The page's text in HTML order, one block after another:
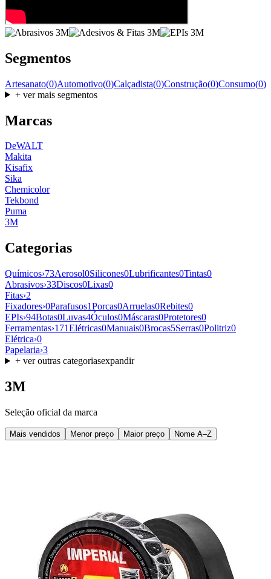
Segmentos
Artesanato(0)Automotivo(0)Calçadista(0)Construção(0)Consumo(0)
+ ver mais segmentos
Marcas
DeWALT
Makita
Kisafix
Sika
Chemicolor
Tekbond
Puma
3M
Categorias
Químicos›73Aerosol0Silicones0Lubrificantes0Tintas0
Abrasivos›33Discos0Lixas0
Fitas›2
Fixadores›0Parafusos1Porcas0Arruelas0Rebites0
EPIs›94Botas0Luvas4Óculos0Máscaras0Protetores0
Ferramentas›171Elétricas0Manuais0Brocas5Serras0Politriz0
Elétrica›0
Papelaria›3
+ ver outras categoriasexpandir
3M
Seleção oficial da marca
Mais vendidos Menor preço Maior preço Nome A–Z